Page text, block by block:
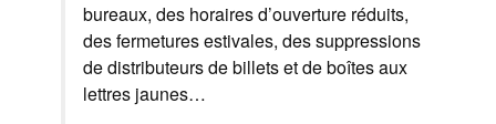
bureaux, des horaires d’ouverture réduits,
des fermetures estivales, des suppressions
de distributeurs de billets et de boîtes aux
lettres jaunes…